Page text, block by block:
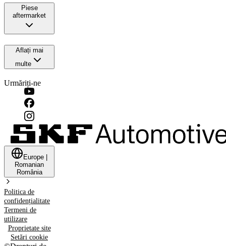
Piese
aftermarket
Aflați mai
multe
Urmăriți-ne
Europe
Romanian
România
Politica de
confidențialitate
Termeni de
utilizare
Proprietate site
Setări cookie